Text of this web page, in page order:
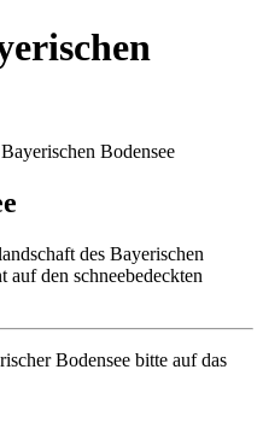
des Bayerischen
auf den schneebedeckten
Bodensee bitte auf das